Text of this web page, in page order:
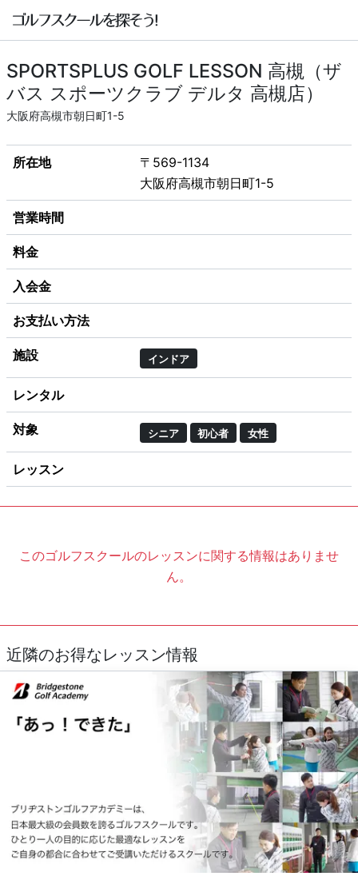
SPORTSPLUS GOLF LESSON 高槻（ザ
バス スポーツクラブ デルタ 高槻店）
大阪府高槻市朝日町1-5
所在地
〒569-1134
大阪府高槻市朝日町1-5
営業時間
料金
入会金
お支払い方法
施設 インドア
レンタル
対象 シニア 初心者 女性
レッスン
このゴルフスクールのレッスンに関する情報はありませ
ん。
近隣のお得なレッスン情報